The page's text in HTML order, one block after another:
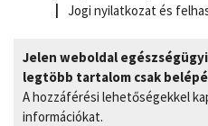
Jogi nyilatkozat és
Jelen weboldal
legtöbb tartalom csak
A hozzáférési lehetőségekkel
információkat.